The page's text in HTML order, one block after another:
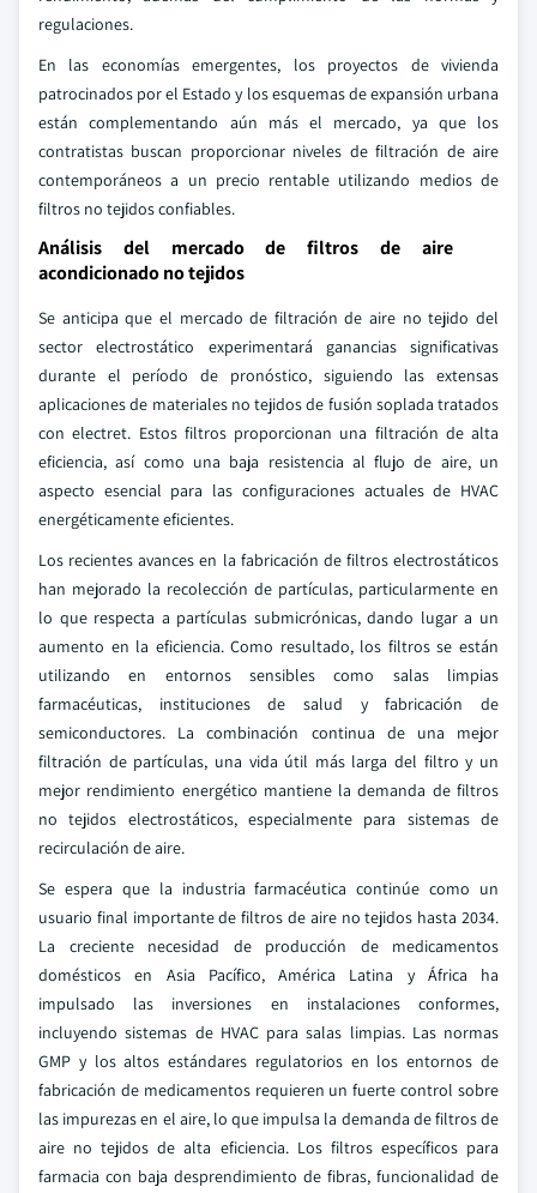
regulaciones.
En las economías emergentes, los proyectos de vivienda
patrocinados por el Estado y los esquemas de expansión urbana
están complementando aún más el mercado, ya que los
contratistas buscan proporcionar niveles de filtración de aire
contemporáneos a un precio rentable utilizando medios de
filtros no tejidos confiables.
Análisis del mercado de filtros de aire
acondicionado no tejidos
Se anticipa que el mercado de filtración de aire no tejido del
sector electrostático experimentará ganancias significativas
durante el período de pronóstico, siguiendo las extensas
aplicaciones de materiales no tejidos de fusión soplada tratados
con electret. Estos filtros proporcionan una filtración de alta
eficiencia, así como una baja resistencia al flujo de aire, un
aspecto esencial para las configuraciones actuales de HVAC
energéticamente eficientes.
Los recientes avances en la fabricación de filtros electrostáticos
han mejorado la recolección de partículas, particularmente en
lo que respecta a partículas submicrónicas, dando lugar a un
aumento en la eficiencia. Como resultado, los filtros se están
utilizando en entornos sensibles como salas limpias
farmacéuticas, instituciones de salud y fabricación de
semiconductores. La combinación continua de una mejor
filtración de partículas, una vida útil más larga del filtro y un
mejor rendimiento energético mantiene la demanda de filtros
no tejidos electrostáticos, especialmente para sistemas de
recirculación de aire.
Se espera que la industria farmacéutica continúe como un
usuario final importante de filtros de aire no tejidos hasta 2034.
La creciente necesidad de producción de medicamentos
domésticos en Asia Pacífico, América Latina y África ha
impulsado las inversiones en instalaciones conformes,
incluyendo sistemas de HVAC para salas limpias. Las normas
GMP y los altos estándares regulatorios en los entornos de
fabricación de medicamentos requieren un fuerte control sobre
las impurezas en el aire, lo que impulsa la demanda de filtros de
aire no tejidos de alta eficiencia. Los filtros específicos para
farmacia con baja desprendimiento de fibras, funcionalidad de